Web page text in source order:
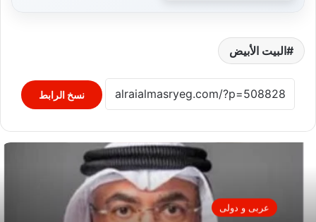
البيت الأبيض
نسخ الرابط
عربى و دولى